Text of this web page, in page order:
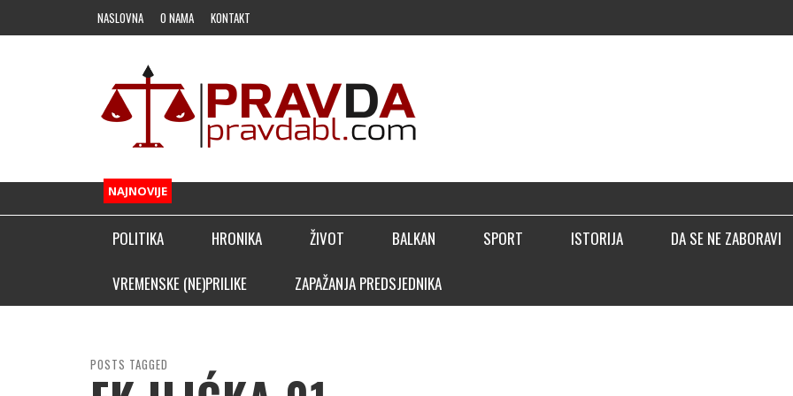
NASLOVNA O NAMA KONTAKT
NAJNOVIJE ▣
POLITIKA HRONIKA ŽIVOT BALKAN SPORT
FUDBAL
ISTORIJA DA SE NE ZABORAVI
VREMENSKE (NE)PRILIKE ZAPAŽANJA PREDSJEDNIKA
POSTS TAGGED